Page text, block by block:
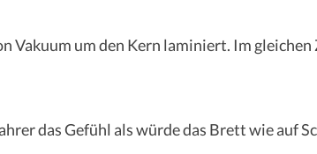
Vakuum um den Kern laminiert. Im
das Gefühl als würde das Brett wie auf